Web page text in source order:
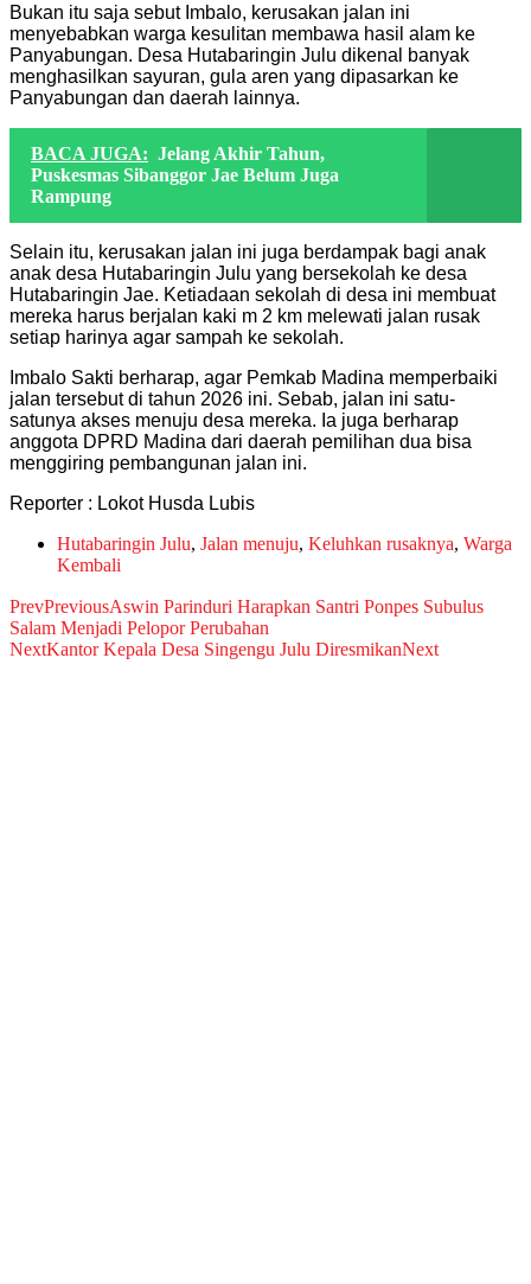
Bukan itu saja sebut Imbalo, kerusakan jalan ini
menyebabkan warga kesulitan membawa hasil alam ke
Panyabungan. Desa Hutabaringin Julu dikenal banyak
menghasilkan sayuran, gula aren yang dipasarkan ke
Panyabungan dan daerah lainnya.
BACA JUGA: Jelang Akhir Tahun,
Puskesmas Sibanggor Jae Belum Juga
Rampung
Selain itu, kerusakan jalan ini juga berdampak bagi anak
anak desa Hutabaringin Julu yang bersekolah ke desa
Hutabaringin Jae. Ketiadaan sekolah di desa ini membuat
mereka harus berjalan kaki m 2 km melewati jalan rusak
setiap harinya agar sampah ke sekolah.
Imbalo Sakti berharap, agar Pemkab Madina memperbaiki
jalan tersebut di tahun 2026 ini. Sebab, jalan ini satu-
satunya akses menuju desa mereka. Ia juga berharap
anggota DPRD Madina dari daerah pemilihan dua bisa
menggiring pembangunan jalan ini.
Reporter : Lokot Husda Lubis
Hutabaringin Julu, Jalan menuju, Keluhkan rusaknya, Warga
Kembali
PrevPreviousAswin Parinduri Harapkan Santri Ponpes Subulus
Salam Menjadi Pelopor Perubahan
NextKantor Kepala Desa Singengu Julu DiresmikanNext